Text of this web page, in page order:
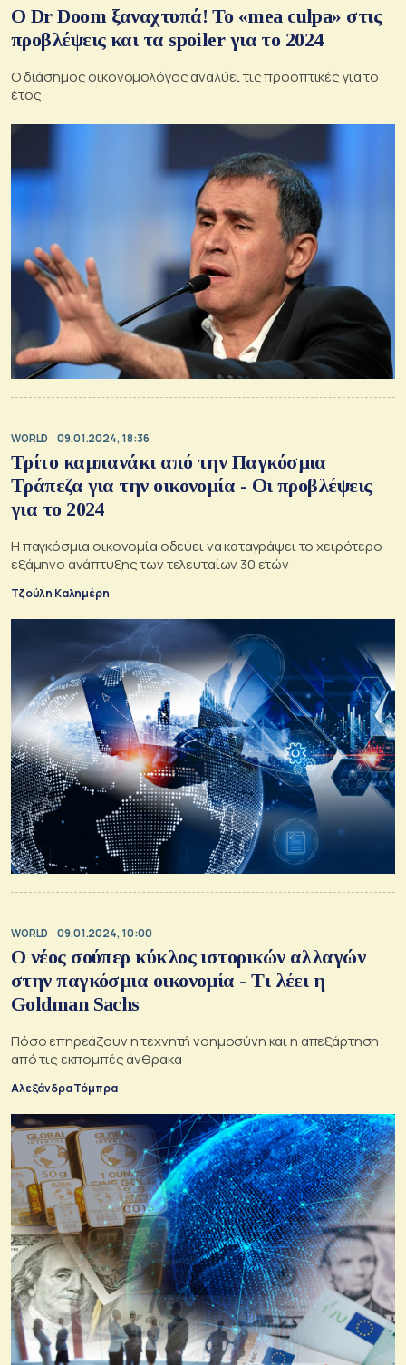
Ο Dr Doom ξαναχτυπά! Το «mea culpa» στις
προβλέψεις και τα spoiler για το 2024
Ο διάσημος οικονομολόγος αναλύει τις προοπτικές για το
έτος
WORLD 09.01.2024, 18:36
Τρίτο καμπανάκι από την Παγκόσμια
Τράπεζα για την οικονομία - Οι προβλέψεις
για το 2024
Η παγκόσμια οικονομία οδεύει να καταγράψει το χειρότερο
εξάμηνο ανάπτυξης των τελευταίων 30 ετών
Τζούλη Καλημέρη
WORLD 09.01.2024, 10:00
Ο νέος σούπερ κύκλος ιστορικών αλλαγών
στην παγκόσμια οικονομία - Τι λέει η
Goldman Sachs
Πόσο επηρεάζουν η τεχνητή νοημοσύνη και η απεξάρτηση
από τις εκπομπές άνθρακα
Αλεξάνδρα Τόμπρα